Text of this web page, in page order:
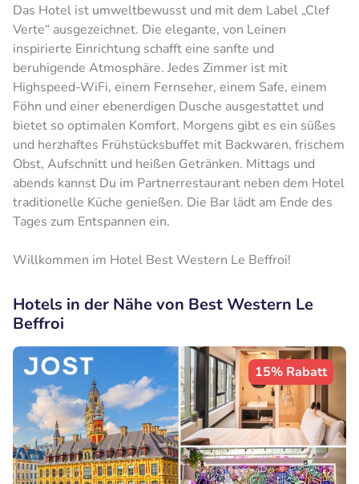
Das Hotel ist umweltbewusst und mit dem Label „Clef
Verte“ ausgezeichnet. Die elegante, von Leinen
inspirierte Einrichtung schafft eine sanfte und
beruhigende Atmosphäre. Jedes Zimmer ist mit
Highspeed-WiFi, einem Fernseher, einem Safe, einem
Föhn und einer ebenerdigen Dusche ausgestattet und
bietet so optimalen Komfort. Morgens gibt es ein süßes
und herzhaftes Frühstücksbuffet mit Backwaren, frischem
Obst, Aufschnitt und heißen Getränken. Mittags und
abends kannst Du im Partnerrestaurant neben dem Hotel
traditionelle Küche genießen. Die Bar lädt am Ende des
Tages zum Entspannen ein.
Willkommen im Hotel Best Western Le Beffroi!
Hotels in der Nähe von Best Western Le
Beffroi
15% Rabatt